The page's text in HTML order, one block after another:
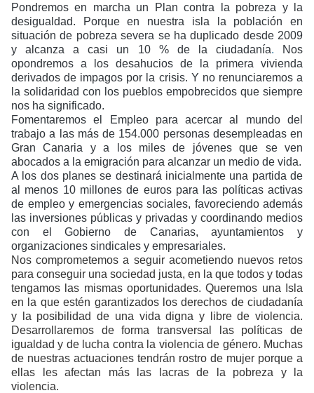
Pondremos en marcha un Plan contra la pobreza y la
desigualdad. Porque en nuestra isla la población en
situación de pobreza severa se ha duplicado desde 2009
y alcanza a casi un 10 % de la ciudadanía. Nos
opondremos a los desahucios de la primera vivienda
derivados de impagos por la crisis. Y no renunciaremos a
la solidaridad con los pueblos empobrecidos que siempre
nos ha significado.
Fomentaremos el Empleopara acercar al mundo del
trabajo a las más de 154.000 personas desempleadas en
Gran Canaria y a los miles de jóvenes que se ven
abocados a la emigración para alcanzar un medio de vida.
A los dos planes se destinará inicialmente una partida de
al menos 10 millones de euros para las políticas activas
de empleo y emergencias sociales, favoreciendo además
las inversiones públicas y privadas y coordinando medios
con el Gobierno de Canarias, ayuntamientos y
organizaciones sindicales y empresariales.
Nos comprometemos a seguir acometiendo nuevos retos
para conseguir una sociedad justa, en la que todos y todas
tengamos las mismas oportunidades. Queremos una Isla
en la que estén garantizados los derechos de ciudadanía
y la posibilidad de una vida digna y libre de violencia.
Desarrollaremos de forma transversal las políticas de
igualdad y de lucha contra la violencia de género. Muchas
de nuestras actuaciones tendrán rostro de mujer porque a
ellas les afectan más las lacras de la pobreza y la
violencia.